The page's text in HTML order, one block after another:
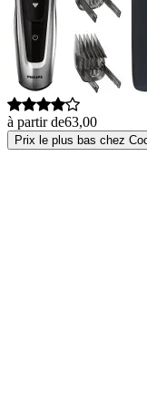
à partir de63,00
Prix le plus bas chez